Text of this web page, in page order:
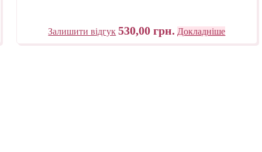
Залишити відгук 530,00грн. Докладніше